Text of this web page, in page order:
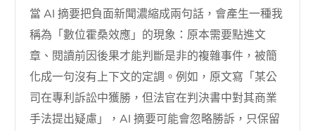
當 AI 摘要把負面新聞濃縮成兩句話，會產生一種我
稱為「數位霍桑效應」的現象：原本需要點進文
章、閱讀前因後果才能判斷是非的複雜事件，被簡
化成一句沒有上下文的定調。例如，原文寫「某公
司在專利訴訟中獲勝，但法官在判決書中對其商業
手法提出疑慮」，AI 摘要可能會忽略勝訴，只保留